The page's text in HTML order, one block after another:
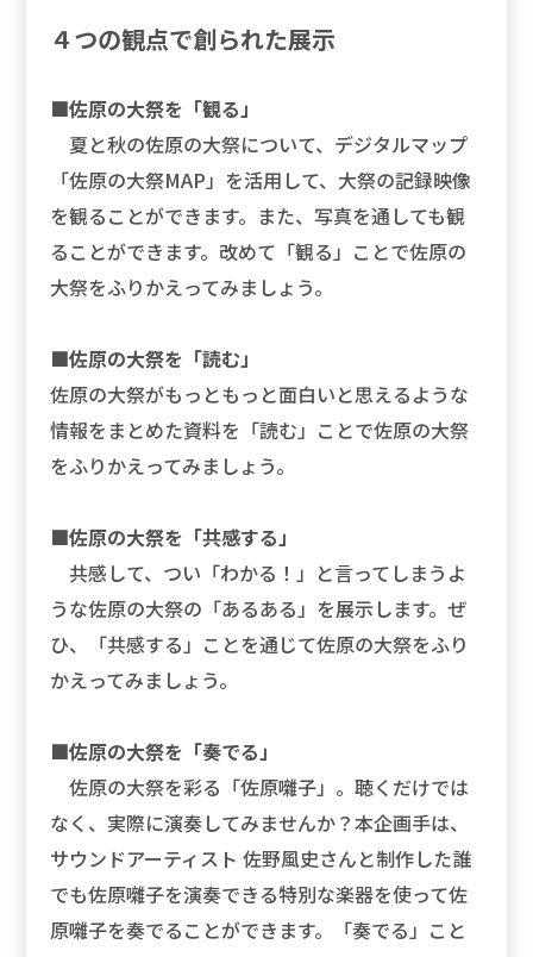
４つの観点で創られた展示
■佐原の大祭を「観る」
夏と秋の佐原の大祭について、デジタルマップ
「佐原の大祭MAP」を活用して、大祭の記録映像
を観ることができます。また、写真を通しても観
ることができます。改めて「観る」ことで佐原の
大祭をふりかえってみましょう。
■佐原の大祭を「読む」
佐原の大祭がもっともっと面白いと思えるような
情報をまとめた資料を「読む」ことで佐原の大祭
をふりかえってみましょう。
■佐原の大祭を「共感する」
共感して、つい「わかる！」と言ってしまうよ
うな佐原の大祭の「あるある」を展示します。ぜ
ひ、「共感する」ことを通じて佐原の大祭をふり
かえってみましょう。
■佐原の大祭を「奏でる」
佐原の大祭を彩る「佐原囃子」。聴くだけでは
なく、実際に演奏してみませんか？本企画手は、
サウンドアーティスト 佐野風史さんと制作した誰
でも佐原囃子を演奏できる特別な楽器を使って佐
原囃子を奏でることができます。「奏でる」こと